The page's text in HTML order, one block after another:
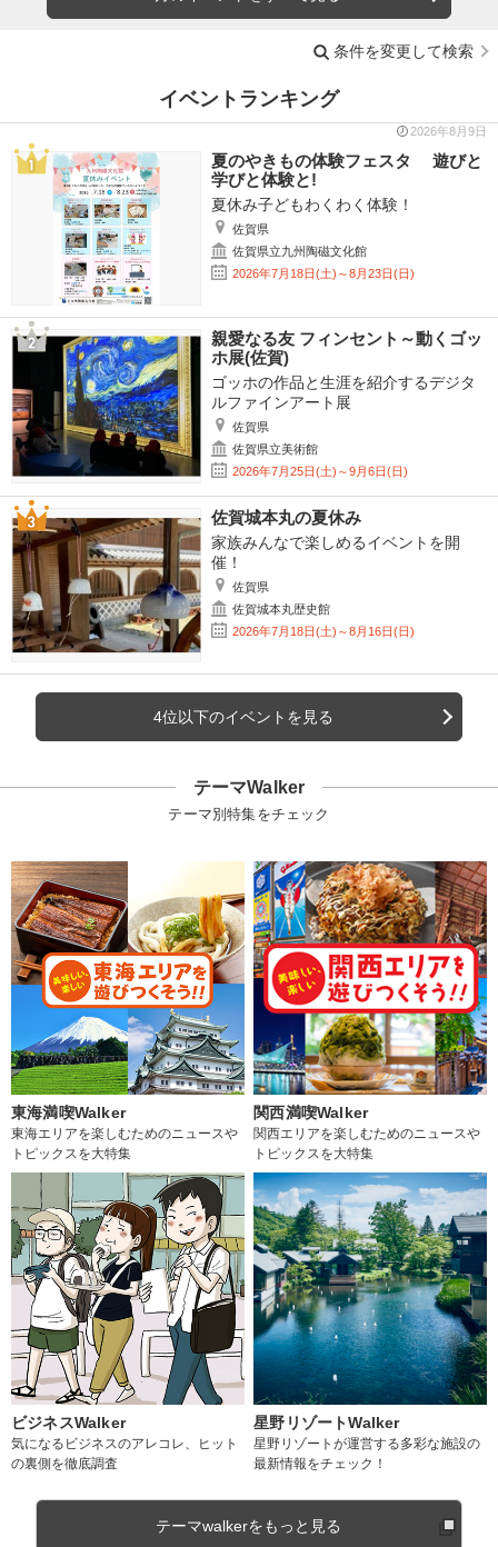
条件を変更して検索
イベントランキング
2026年8月9日
夏のやきもの体験フェスタ 遊びと
学びと体験と!
夏休み子どもわくわく体験！
佐賀県
佐賀県立九州陶磁文化館
2026年7月18日(土)～8月23日(日)
親愛なる友 フィンセント～動くゴッ
ホ展(佐賀)
ゴッホの作品と生涯を紹介するデジタ
ルファインアート展
佐賀県
佐賀県立美術館
2026年7月25日(土)～9月6日(日)
佐賀城本丸の夏休み
家族みんなで楽しめるイベントを開
催！
佐賀県
佐賀城本丸歴史館
2026年7月18日(土)～8月16日(日)
4位以下のイベントを見る
テーマWalker
テーマ別特集をチェック
東海満喫Walker
東海エリアを楽しむためのニュースや
トピックスを大特集
関西満喫Walker
関西エリアを楽しむためのニュースや
トピックスを大特集
ビジネスWalker
気になるビジネスのアレコレ、ヒット
の裏側を徹底調査
星野リゾートWalker
星野リゾートが運営する多彩な施設の
最新情報をチェック！
テーマwalkerをもっと見る